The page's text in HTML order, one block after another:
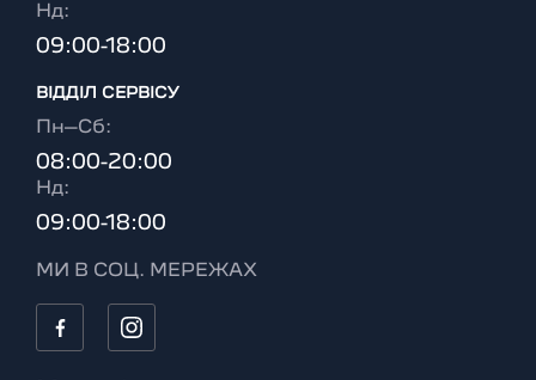
Нд:
09:00-18:00
ВІДДІЛ CЕРВІСУ
Пн–Сб:
08:00-20:00
Нд:
09:00-18:00
МИ В СОЦ. МЕРЕЖАХ